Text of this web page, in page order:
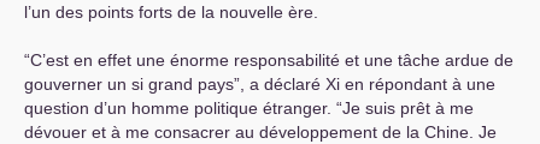
l’un des points forts de la nouvelle ère.
“C’est en effet une énorme responsabilité et une tâche ardue de
gouverner un si grand pays”, a déclaré Xi en répondant à une
question d’un homme politique étranger. “Je suis prêt à me
dévouer et à me consacrer au développement de la Chine. Je